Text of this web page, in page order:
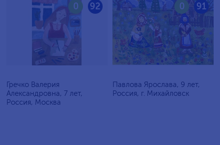
92
0
Гречко Валерия
Александровна, 7 лет,
Россия, Москва
91
0
Павлова Ярослава, 9 лет,
Россия, г. Михайловск